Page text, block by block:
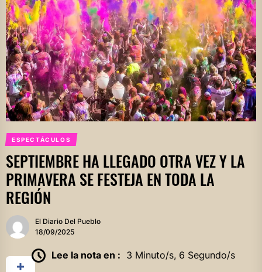
ESPECTÁCULOS
SEPTIEMBRE HA LLEGADO OTRA VEZ Y LA
PRIMAVERA SE FESTEJA EN TODA LA
REGIÓN
El Diario Del Pueblo
18/09/2025
Lee la nota en : 3 Minuto/s, 6 Segundo/s